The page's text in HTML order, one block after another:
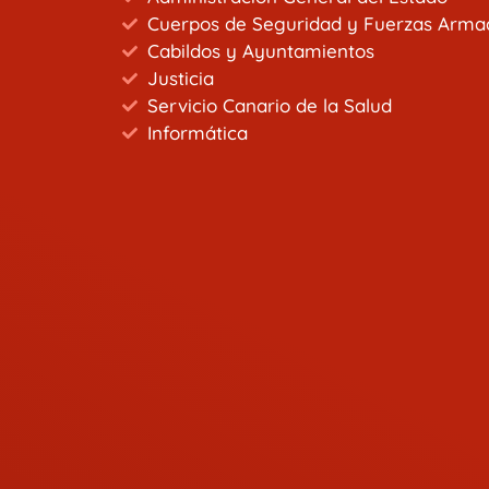
Cuerpos de Seguridad y Fuerzas
Cabildos y Ayuntamientos
Justicia
Servicio Canario de la Salud
Informática